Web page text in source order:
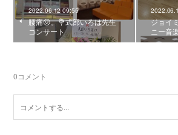
2022.06.12 09:55
腰痛😖。💐式部いろは先生
コンサート
ジョイ
ニー音
0コメント